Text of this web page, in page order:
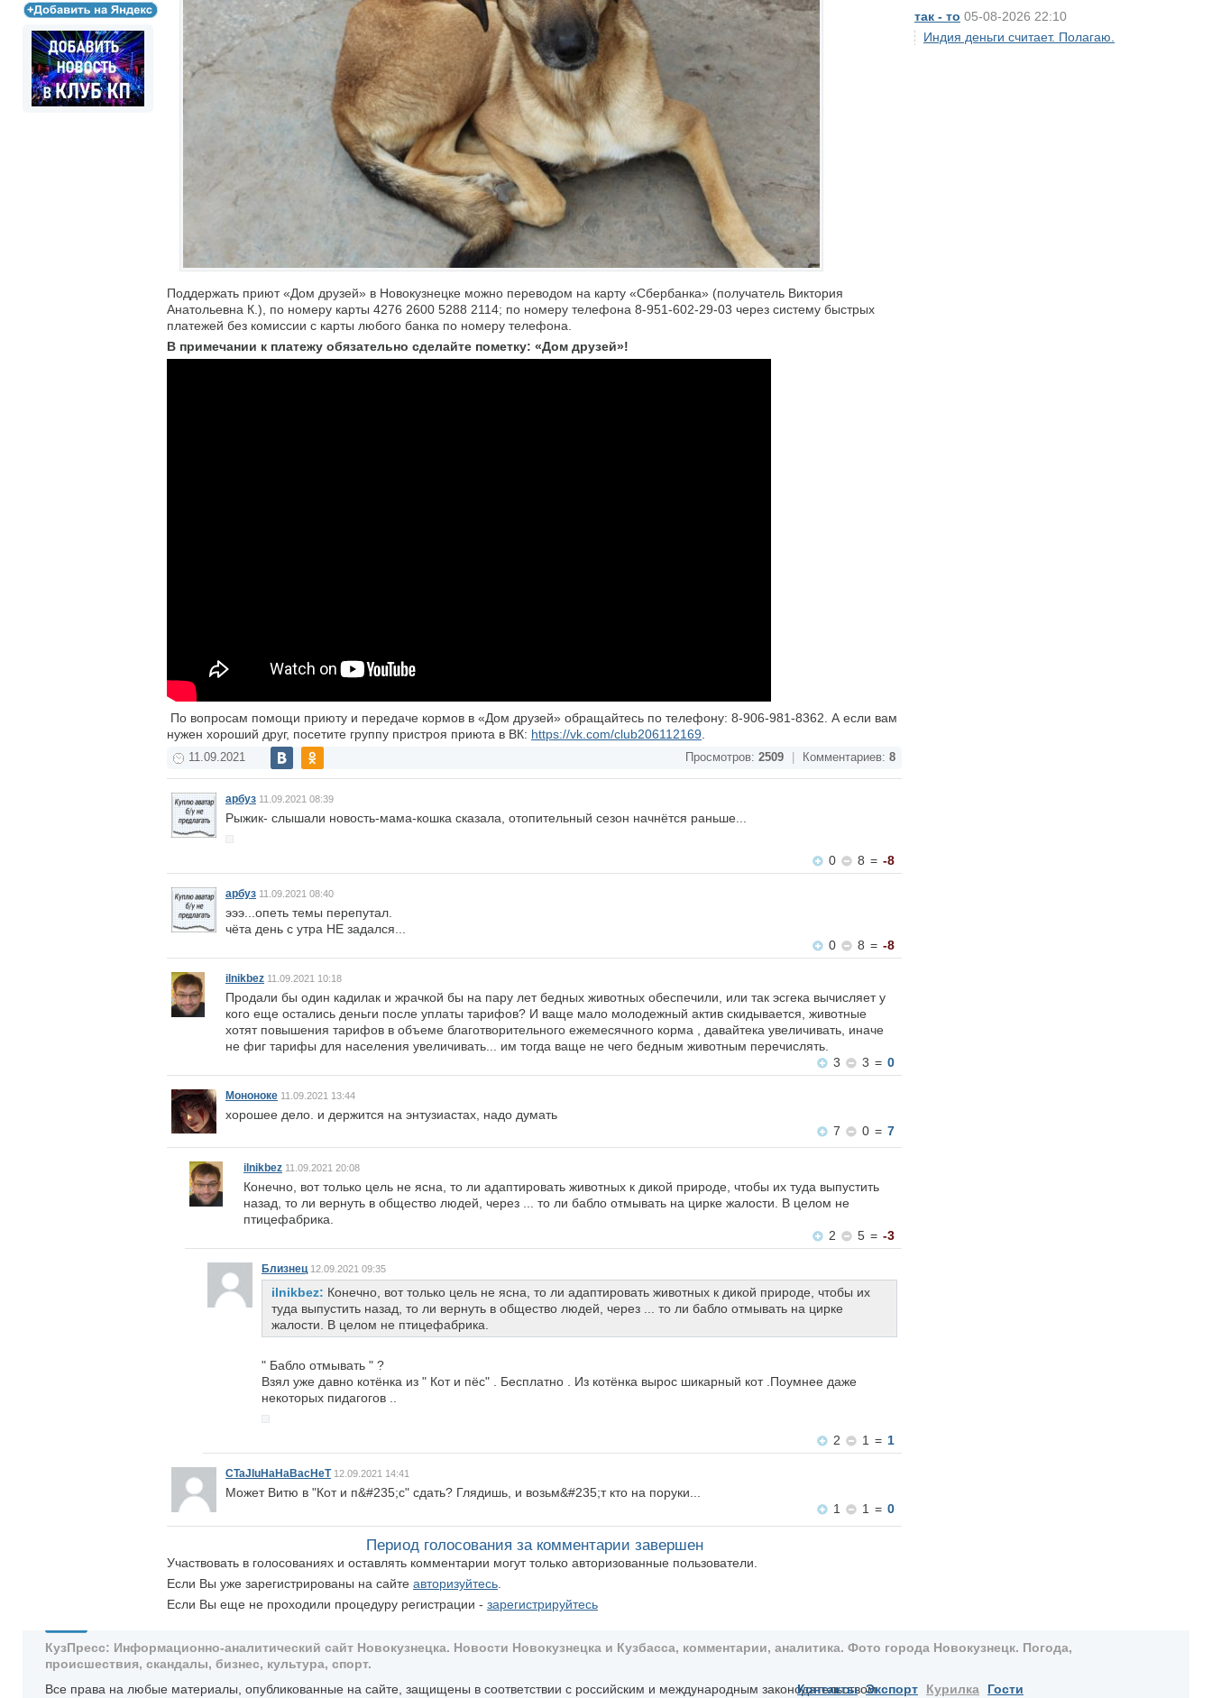
так - то 05-08-2026 22:10
Индия деньги считает. Полагаю.
Поддержать приют «Дом друзей» в Новокузнецке можно переводом на карту «Сбербанка» (получатель Виктория
Анатольевна К.), по номеру карты 4276 2600 5288 2114; по номеру телефона 8-951-602-29-03 через систему быстрых
платежей без комиссии с карты любого банка по номеру телефона.
В примечании к платежу обязательно сделайте пометку: «Дом друзей»!
По вопросам помощи приюту и передаче кормов в «Дом друзей» обращайтесь по телефону: 8-906-981-8362. А если вам
нужен хороший друг, посетите группу пристроя приюта в ВК: https://vk.com/club206112169
11.09.2021 Просмотров: 2509 Комментариев: 8
арбуз 11.09.2021 08:39
Рыжик- слышали новость-мама-кошка сказала, отопительный сезон начнётся раньше...
0 8 = -8
арбуз 11.09.2021 08:40
эээ...опеть темы перепутал.
чёта день с утра НЕ задался...
0
8 = -8
ilnikbez 11.09.2021 10:18
Продали бы один кадилак и жрачкой бы на пару лет бедных животных обеспечили, или так эсгека вычисляет у
кого еще остались деньги после уплаты тарифов? И ваще мало молодежный актив скидывается, животные
хотят повышения тарифов в объеме благотворительного ежемесячного корма , давайтека увеличивать, иначе
не фиг тарифы для населения увеличивать... им тогда ваще не чего бедным животным перечислять.
3
3 = 0
Мононоке 11.09.2021 13:44
хорошее дело. и держится на энтузиастах, надо думать
7
0 = 7
ilnikbez 11.09.2021 20:08
Конечно, вот только цель не ясна, то ли адаптировать животных к дикой природе, чтобы их туда выпустить
назад, то ли вернуть в общество людей, через ... то ли бабло отмывать на цирке жалости. В целом не
птицефабрика.
2
5 = -3
Близнец 12.09.2021 09:35
ilnikbez: Конечно, вот только цель не ясна, то ли адаптировать животных к дикой природе, чтобы их
туда выпустить назад, то ли вернуть в общество людей, через ... то ли бабло отмывать на цирке
жалости. В целом не птицефабрика.
" Бабло отмывать " ?
Взял уже давно котёнка из " Кот и пёс" . Бесплатно . Из котёнка вырос шикарный кот .Поумнее даже
некоторых пидагогов ..
2 1 = 1
CTaJluHaHaBacHeT12.09.2021 14:41
Может Витю в "Кот и п&#235;с" сдать? Глядишь, и возьм&#235;т кто на поруки...
1
1 = 0
Период голосования за комментарии завершен
Участвовать в голосованиях и оставлять комментарии могут только авторизованные пользователи.
Если Вы уже зарегистрированы на сайте авторизуйтесь
Если Вы еще не проходили процедуру регистрации - зарегистрируйтесь
КузПресс: Информационно-аналитический сайт Новокузнецка. Новости Новокузнецка и Кузбасса, комментарии, аналитика. Фото города Новокузнецк. Погода,
происшествия, скандалы, бизнес, культура, спорт.
Все права на любые материалы, опубликованные на сайте, защищены в соответствии с российским и международным законодательством
Контакты Экспорт Курилка Гости